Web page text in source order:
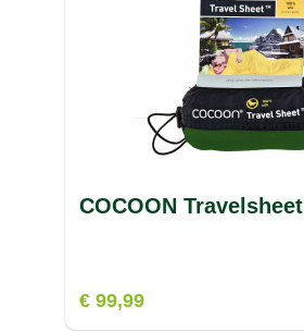
COCOON Travelsheet
€ 99,99